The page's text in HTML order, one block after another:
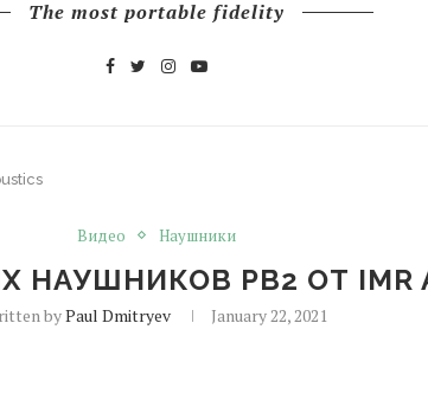
The most portable fidelity
Видео Наушники
PB2 ОТ IMR
byPaul Dmitryev January 22, 2021